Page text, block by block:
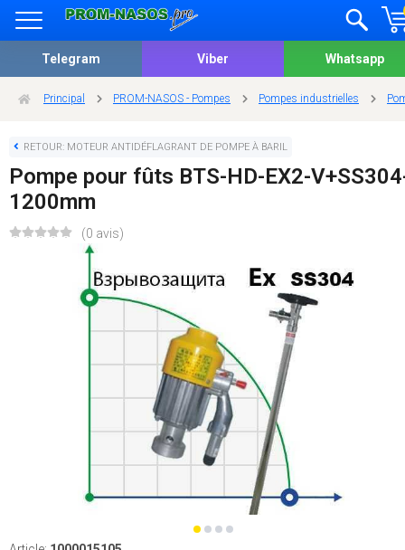
Telegram Viber Whatsapp
Principal PROM-NASOS - Pompes Pompes industrielles
RETOUR: MOTEUR ANTIDÉFLAGRANT DE POMPE À BARIL
Pompe pour fûts BTS-HD-EX2-
1200mm
(0 avis)